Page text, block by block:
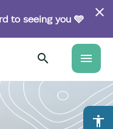
to seeing you 🩵
menu
accessibility